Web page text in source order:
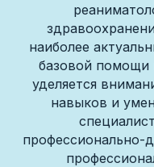
наиболее
базовой
уделяется
навыков и
профессионально-